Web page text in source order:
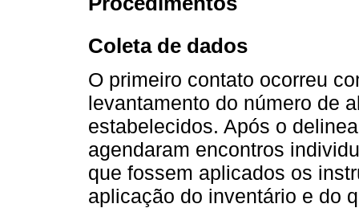
Coleta de dados
O primeiro contato ocorreu
levantamento do número de
estabelecidos. Após o
agendaram encontros
que fossem aplicados os
aplicação do inventário e do